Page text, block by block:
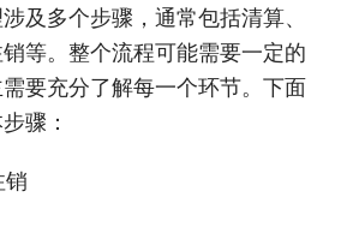
及多个步骤，通常包括清算、
等。整个流程可能需要一定的
要充分了解每一个环节。下面
骤：
销